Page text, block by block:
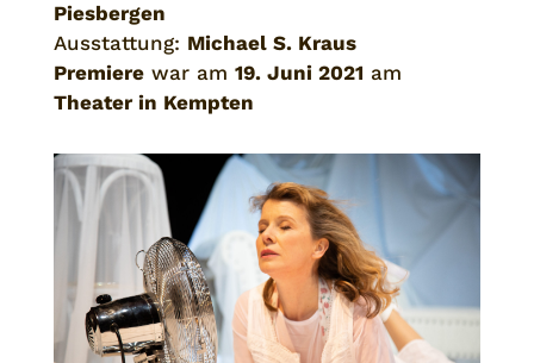
Piesbergen
Ausstattung: Michael S. Kraus
Premierewar am 19. Juni 2021 am
Theater in Kempten